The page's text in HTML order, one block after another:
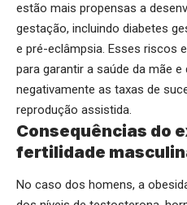
estão mais propensas a
gestação, incluindo diabetes
e pré-eclâmpsia. Esses riscos
para garantir a saúde da mãe
negativamente as taxas de
reprodução assistida.
Consequências do
fertilidade
No caso dos homens, a